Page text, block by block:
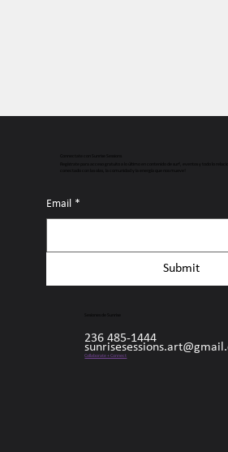
Regístrate para acceso gratuito a lo último en contenido de surf, eventos y todo lo
conectado con las olas, la comunidad y la energía que nos mueve!
Email *
Submit
236 485-1444
Collaborate + Connect